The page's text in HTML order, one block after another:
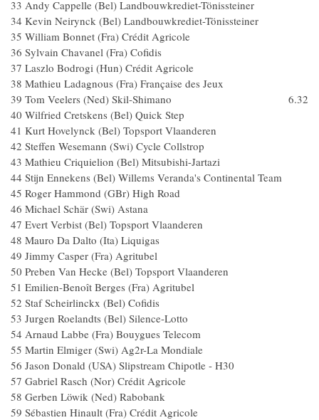
33 Andy Cappelle (Bel) Landbouwkrediet-Tönissteiner
34 Kevin Neirynck (Bel) Landbouwkrediet-Tönissteiner
35 William Bonnet (Fra) Crédit Agricole
36 Sylvain Chavanel (Fra) Cofidis
37 Laszlo Bodrogi (Hun) Crédit Agricole
38 Mathieu Ladagnous (Fra) Française des Jeux
39 Tom Veelers (Ned) Skil-Shimano 6.32
40 Wilfried Cretskens (Bel) Quick Step
41 Kurt Hovelynck (Bel) Topsport Vlaanderen
42 Steffen Wesemann (Swi) Cycle Collstrop
43 Mathieu Criquielion (Bel) Mitsubishi-Jartazi
44 Stijn Ennekens (Bel) Willems Veranda's Continental
45 Roger Hammond (GBr) High Road
46 Michael Schär (Swi) Astana
47 Evert Verbist (Bel) Topsport Vlaanderen
48 Mauro Da Dalto (Ita) Liquigas
49 Jimmy Casper (Fra) Agritubel
50 Preben Van Hecke (Bel) Topsport Vlaanderen
51 Emilien-Benoît Berges (Fra) Agritubel
52 Staf Scheirlinckx (Bel) Cofidis
53 Jurgen Roelandts (Bel) Silence-Lotto
54 Arnaud Labbe (Fra) Bouygues Telecom
55 Martin Elmiger (Swi) Ag2r-La Mondiale
56 Jason Donald (USA) Slipstream Chipotle - H30
57 Gabriel Rasch (Nor) Crédit Agricole
58 Gerben Löwik (Ned) Rabobank
59 Sébastien Hinault (Fra) Crédit Agricole